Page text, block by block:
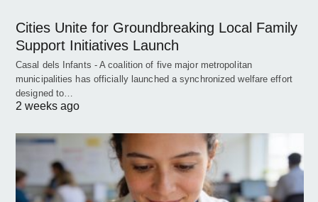
Cities Unite for Groundbreaking Local Family
Support Initiatives Launch
Casal dels Infants - A coalition of five major metropolitan
municipalities has officially launched a synchronized welfare effort
designed to…
2 weeks ago